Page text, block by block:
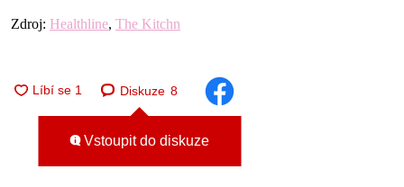
Zdroj: Healthline, The Kitchn
Diskuze 8
Vstoupit do diskuze